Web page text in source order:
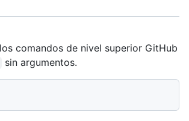
comandos de nivel superior GitHub
sin argumentos.